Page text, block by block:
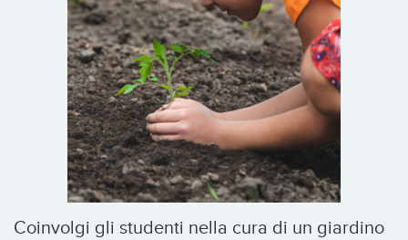
Coinvolgi gli studenti nella cura di un giardino